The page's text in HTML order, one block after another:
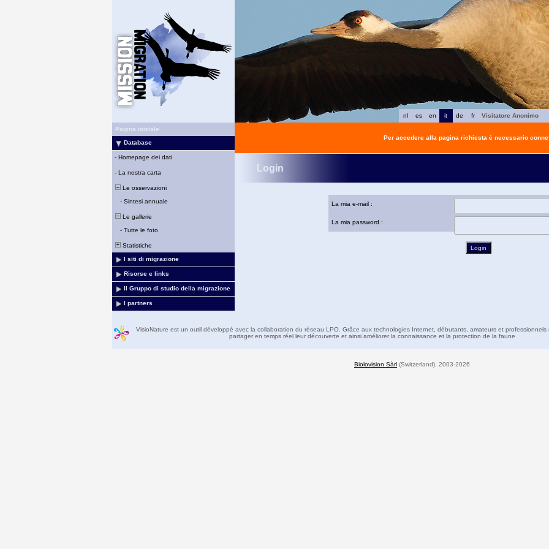
fr
de
it
en
es
nl
Visitatore Anonimo
Pagina iniziale
Database
- Homepage dei dati
- La nostra carta
Le osservazioni
- Sintesi annuale
Le gallerie
- Tutte le foto
Statistiche
I siti di migrazione
Risorse e links
Il Gruppo di studio della migrazione
I partners
Per accedere alla pagina richiesta è necessario
Login
La mia e-mail :
La mia password :
VisioNature est un outil développé avec la collaboration du réseau LPO. Grâce aux technologies Internet, débutants, amateurs et professionnels
partager en temps réel leur découverte et ainsi améliorer la connaissance et la protection de la faune
Biolovision Sàrl (Switzerland), 2003-2026